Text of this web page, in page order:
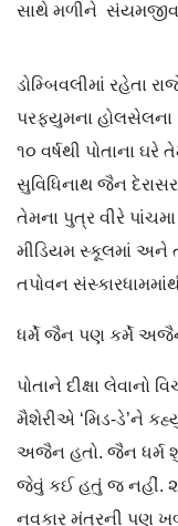
સાથે મળીને
ડોમ્બિવલીમાં રહેતા
પરફ્યુમના હોલસેલના
૧૦ વર્ષથી પોતાના
સુવિધિનાથ જૈન
તેમના પુત્ર વીરે
મીડિયમ સ્કૂલમાં અને
તપોવન
ધર્મે જૈન પણ કર્મે
પોતાને દીક્ષા
મૈશેરીએ ‘મિડ-ડે’ને
અજૈન હતો. જૈન ધર્મ
જેવું કઈ હતું જ નહીં.
નવકાર મંત્રની પણ